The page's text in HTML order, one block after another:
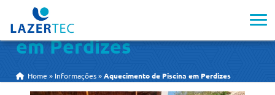
Aquecimento de Piscina
em Perdizes
Home » Informações »Aquecimento de Piscina em Perdizes